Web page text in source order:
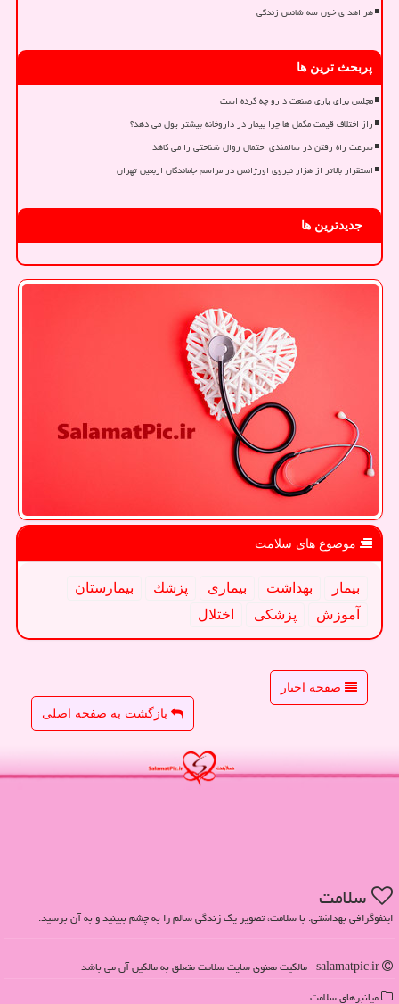
هر اهدای خون سه شانس زندگی
پربحث ترین ها
مجلس برای یاری صنعت دارو چه کرده است
راز اختلاف قیمت مکمل ها چرا بیمار در داروخانه بیشتر پول می دهد؟
سرعت راه رفتن در سالمندی احتمال زوال شناختی را می کاهد
استقرار بالاتر از هزار نیروی اورژانس در مراسم جاماندگان اربعین تهران
جدیدترین ها
موضوع های سلامت
بیمار بهداشت بیماری پزشك
بیمارستان
آموزش
پزشكی اختلال
صفحه اخبار
بازگشت به صفحه اصلی
سلامت
اینفوگرافی بهداشتی. با سلامت، تصویر یک زندگی سالم را به چشم ببینید و به آن برسید.
میانبرهای سلامت